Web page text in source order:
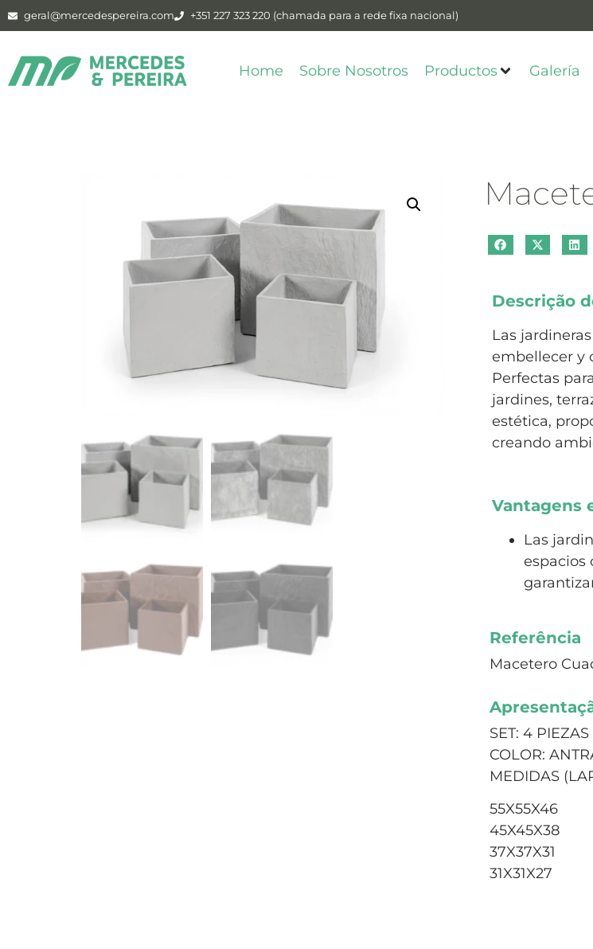
geral@mercedespereira.com +351 227 323 220 (chamada para a rede fixa nacional)
Home Sobre Nosotros Productos Galería
Descrição
Las
embellecer y
Perfectas
jardines,
estética,
creando
Vantagens
Las
espacios
Referência
Macetero
SET: 4 PIEZAS
COLOR:
MEDIDAS
55X55X46
45X45X38
37X37X31
31X31X27